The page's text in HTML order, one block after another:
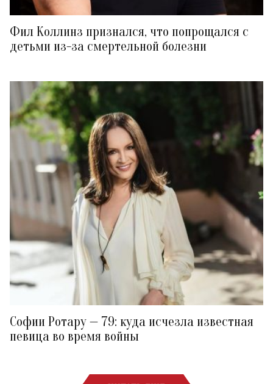
Фил Коллинз признался, что попрощался с
детьми из-за смертельной болезни
Софии Ротару — 79: куда исчезла известная
певица во время войны